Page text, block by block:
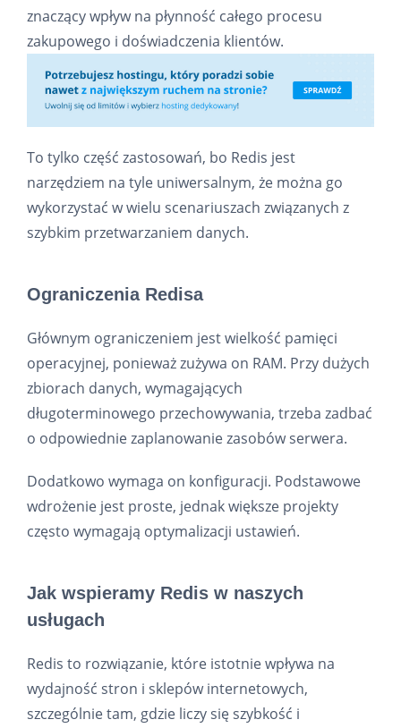
znaczący wpływ na płynność całego procesu
zakupowego i doświadczenia klientów.
To tylko część zastosowań, bo Redis jest
narzędziem na tyle uniwersalnym, że można go
wykorzystać w wielu scenariuszach związanych z
szybkim przetwarzaniem danych.
Ograniczenia Redisa
Głównym ograniczeniem jest wielkość pamięci
operacyjnej, ponieważ zużywa on RAM. Przy dużych
zbiorach danych, wymagających
długoterminowego przechowywania, trzeba zadbać
o odpowiednie zaplanowanie zasobów serwera.
Dodatkowo wymaga on konfiguracji. Podstawowe
wdrożenie jest proste, jednak większe projekty
często wymagają optymalizacji ustawień.
Jak wspieramy Redis w naszych
usługach
Redis to rozwiązanie, które istotnie wpływa na
wydajność stron i sklepów internetowych,
szczególnie tam, gdzie liczy się szybkość i